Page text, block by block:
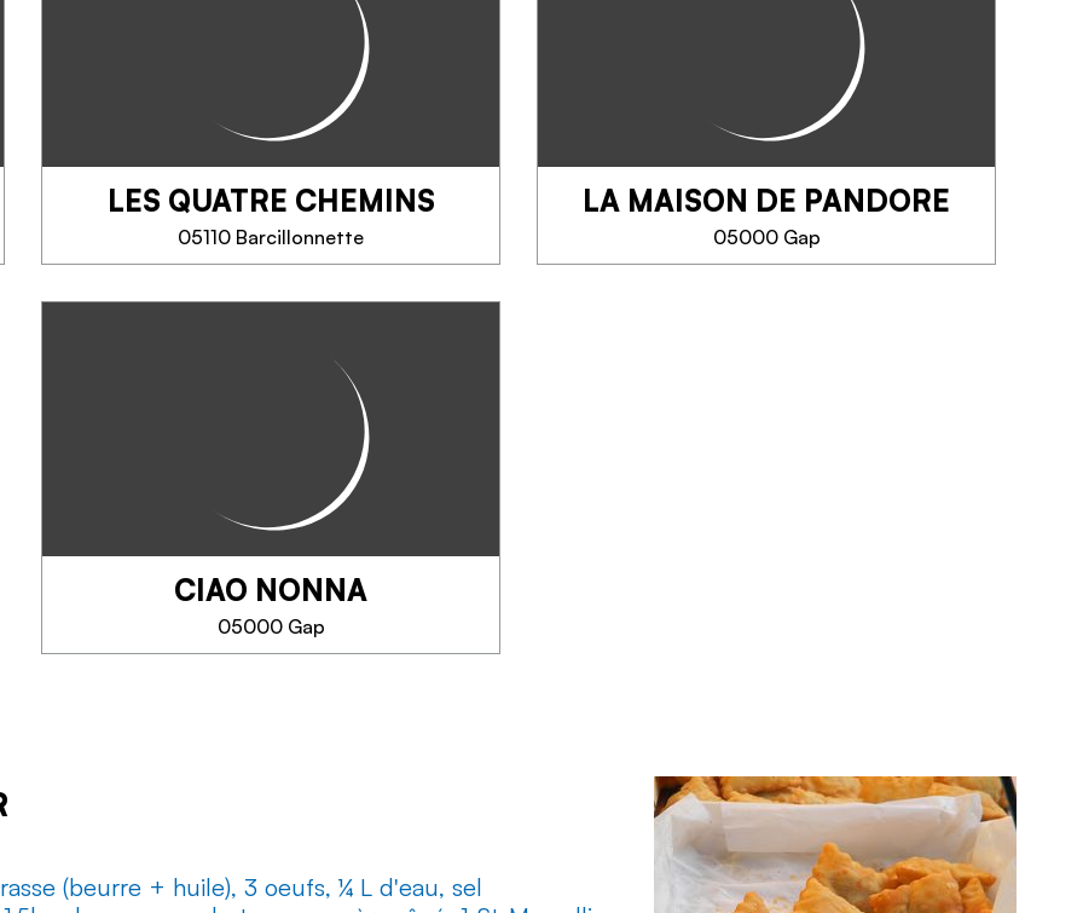
des plantes, fleurs, champignons,
montagnes des Hautes Alpes.
Avec lesquels je confectionne
différents produits 100% Naturel
...
MEER INFORMATIE
effervescence pour vous faire
découvrir leur savoir-faire. Les
Jolies Choses c'est un...
TELEFOON
LES QUATRE CHEMINS
05110 Barcillonnette
MEER INFORMATIE
LA MAISON DE PANDORE
05000 Gap
CIAO NONNA
05000 Gap
(beurre + huile), 3 oeufs, ¼ L d'eau, sel